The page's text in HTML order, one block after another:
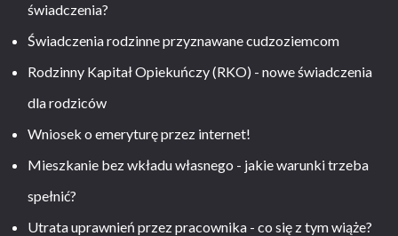
świadczenia?
Świadczenia rodzinne przyznawane cudzoziemcom
Rodzinny Kapitał Opiekuńczy (RKO) - nowe świadczenia
dla rodziców
Wniosek o emeryturę przez internet!
Mieszkanie bez wkładu własnego - jakie warunki trzeba
spełnić?
Utrata uprawnień przez pracownika - co się z tym wiąże?